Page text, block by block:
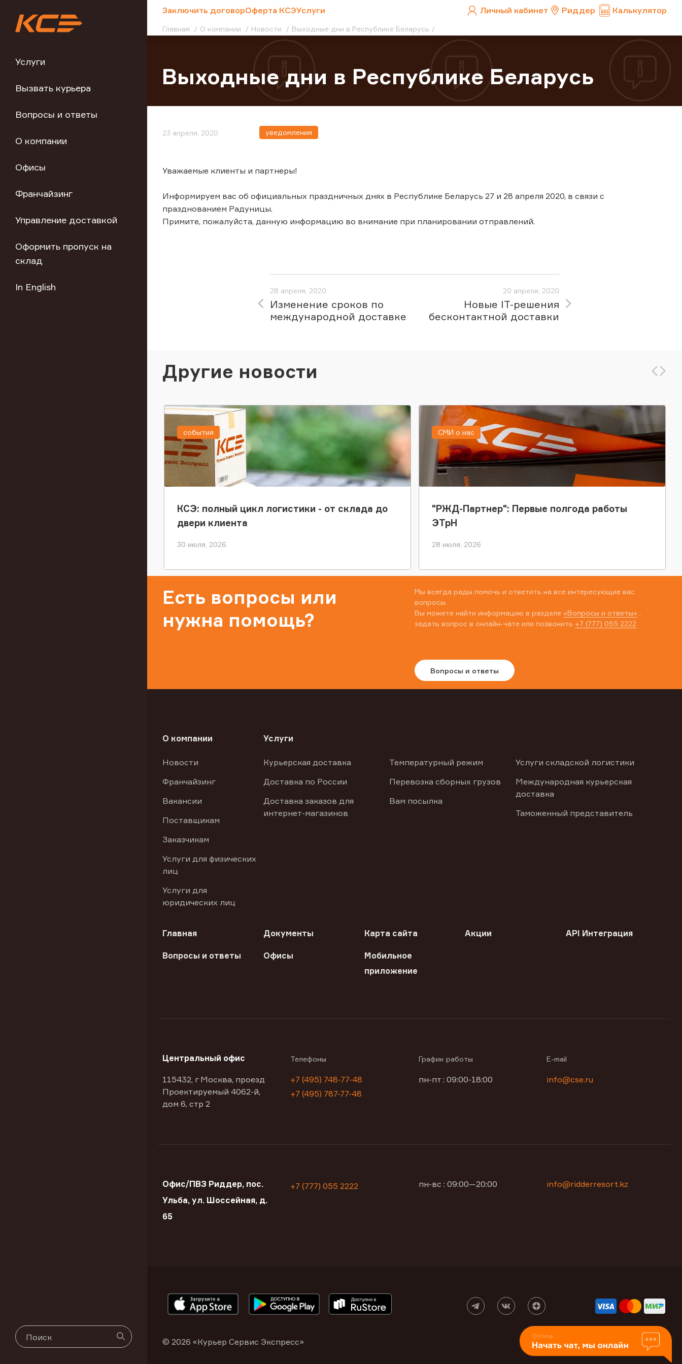
Услуги
Вызвать курьера
Вопросы и ответы
О компании
Офисы
Франчайзинг
Управление доставкой
Оформить пропуск на
склад
In English
Заключить договорОферта КСЭУслуги Личный кабинет Риддер Калькулятор
Главная О компании Новости Выходные дни в Республике Беларусь
Выходные дни в Республике Беларусь
23 апреля, 2020 уведомления
Уважаемые клиенты и партнеры!
Информируем вас об официальных праздничных днях в Республике Беларусь 27 и 28 апреля 2020, в связи с
празднованием Радуницы.
Примите, пожалуйста, данную информацию во внимание при планировании отправлений.
28 апреля, 2020
Изменение сроков по
международной доставке
20 апреля, 2020
Новые IT-решения
бесконтактной доставки
Другие новости
КСЭ: полный цикл логистики - от склада до
двери клиента
30 июля, 2026
события
"РЖД-Партнер": Первые полгода работы
ЭТрН
28 июля, 2026
СМИ о нас
Есть вопросы или
нужна помощь?
Мы всегда рады помочь и ответить на все интересующие вас
вопросы.
Вы можете найти информацию в разделе «Вопросы и ответы»
задать вопрос в онлайн-чате или позвонить +7 (777) 055 2222
Вопросы и ответы
О компании
Новости
Франчайзинг
Вакансии
Поставщикам
Заказчикам
Услуги для физических
лиц
Услуги для
юридических лиц
Услуги
Курьерская доставка
Доставка по России
Доставка заказов для
интернет-магазинов
Температурный режим
Перевозка сборных грузов
Вам посылка
Услуги складской логистики
Международная курьерская
доставка
Таможенный представитель
Главная Документы Карта сайта Акции API Интеграция
Вопросы и ответы Офисы
Мобильное
приложение
Центральный офис
115432, г Москва, проезд
Проектируемый 4062-й,
дом 6, стр 2
Телефоны
+7 (495) 748-77-48
+7 (495) 787-77-48
График работы
пн-пт : 09:00-18:00
E-mail
info@cse.ru
Офис/ПВЗ Риддер, пос.
Ульба, ул. Шоссейная, д.
65
+7 (777) 055 2222 пн-вс : 09:00—20:00 info@ridderresort.kz
© 2026 «Курьер Сервис Экспресс»